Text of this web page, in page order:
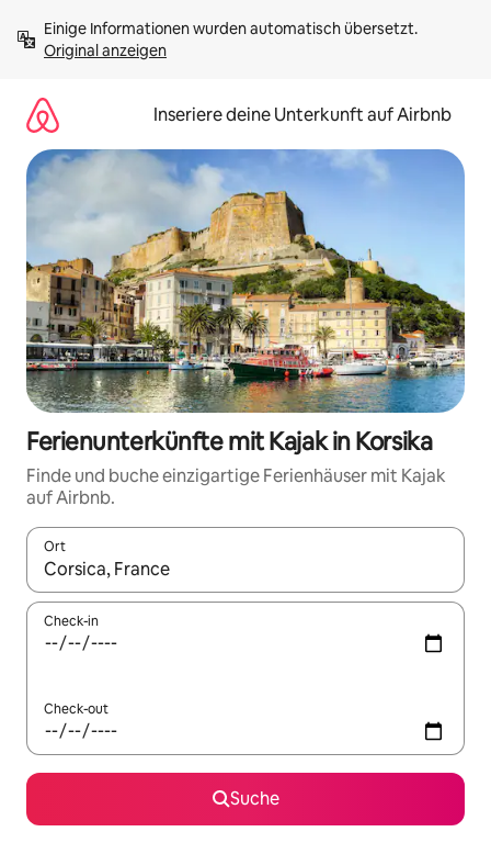
Inhalten
springenOriginal anzeigen
Inseriere deine Unterkunft auf Airbnb
Ferienunterkünfte mit Kajak in Korsika
Finde und buche einzigartige Ferienhäuser mit Kajak
auf Airbnb.
Ort
Wenn Ergebnisse verfügbar sind, navigiere mit den
Check-in
Check-out
Suche